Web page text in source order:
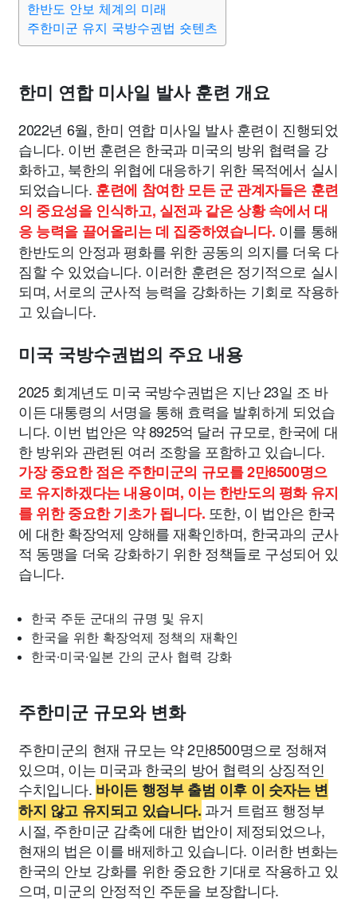
한반도 안보 체계의 미래
주한미군 유지 국방수권법 숏텐츠
한미 연합 미사일 발사 훈련 개요
2022년 6월, 한미 연합 미사일 발사 훈련이 진행되었
습니다. 이번 훈련은 한국과 미국의 방위 협력을 강
화하고, 북한의 위협에 대응하기 위한 목적에서 실시
되었습니다. 훈련에 참여한 모든 군 관계자들은 훈련
의 중요성을 인식하고, 실전과 같은 상황 속에서 대
응 능력을 끌어올리는 데 집중하였습니다. 이를 통해
한반도의 안정과 평화를 위한 공동의 의지를 더욱 다
짐할 수 있었습니다. 이러한 훈련은 정기적으로 실시
되며, 서로의 군사적 능력을 강화하는 기회로 작용하
고 있습니다.
미국 국방수권법의 주요 내용
2025 회계년도 미국 국방수권법은 지난 23일 조 바
이든 대통령의 서명을 통해 효력을 발휘하게 되었습
니다. 이번 법안은 약 8925억 달러 규모로, 한국에 대
한 방위와 관련된 여러 조항을 포함하고 있습니다.
가장 중요한 점은 주한미군의 규모를 2만8500명으
로 유지하겠다는 내용이며, 이는 한반도의 평화 유지
를 위한 중요한 기초가 됩니다. 또한, 이 법안은 한국
에 대한 확장억제 양해를 재확인하며, 한국과의 군사
적 동맹을 더욱 강화하기 위한 정책들로 구성되어 있
습니다.
한국 주둔 군대의 규명 및 유지
한국을 위한 확장억제 정책의 재확인
한국·미국·일본 간의 군사 협력 강화
주한미군 규모와 변화
주한미군의 현재 규모는 약 2만8500명으로 정해져
있으며, 이는 미국과 한국의 방어 협력의 상징적인
수치입니다. 바이든 행정부 출범 이후 이 숫자는 변
하지 않고 유지되고 있습니다. 과거 트럼프 행정부
시절, 주한미군 감축에 대한 법안이 제정되었으나,
현재의 법은 이를 배제하고 있습니다. 이러한 변화는
한국의 안보 강화를 위한 중요한 기대로 작용하고 있
으며, 미군의 안정적인 주둔을 보장합니다.